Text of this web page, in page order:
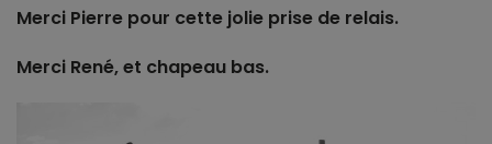
Merci Pierre pour cette jolie prise de relais.
Merci René, et chapeau bas.